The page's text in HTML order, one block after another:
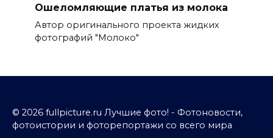
Ошеломляющие платья из молока
Автор оригинального проекта жидких
фотографий "Молоко"
© 2026 fullpicture.ru Лучшие фото! - Фотоновости,
фотоистории и фоторепортажи со всего мира